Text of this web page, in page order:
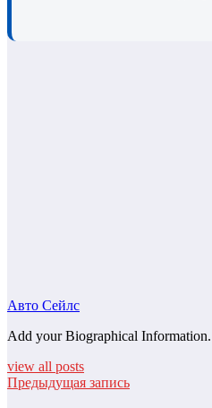
Авто Сейлс
Add your Biographical Information.
view all posts
Предыдущая запись